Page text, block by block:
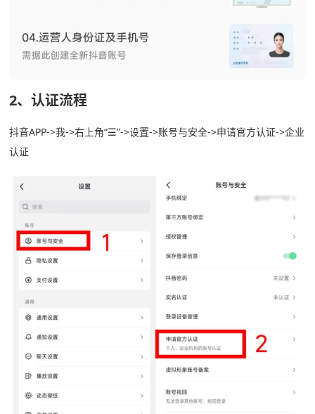
2、认证流程
抖音APP->我->右上角“☰”->设置->账号与安全->申请官方认证->企业
认证